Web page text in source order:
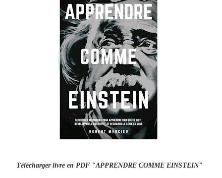
Télécharger livre en PDF "APPRENDRE COMME EINSTEIN"